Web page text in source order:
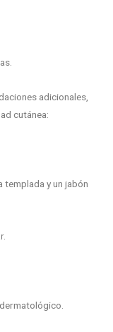
adicionales,
cutánea:
y un jabón